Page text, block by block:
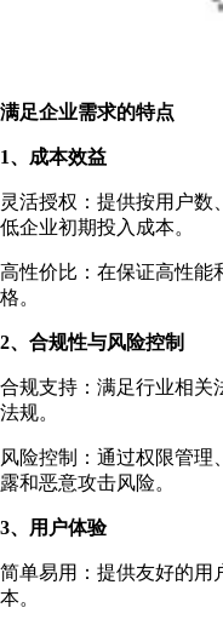
满足企业需求的特点
1、成本效益
灵活授权：提供按用户数
低企业初期投入成本。
高性价比：在保证高性能
格。
2、合规性与风险控制
合规支持：满足行业相关
法规。
风险控制：通过权限管理
露和恶意攻击风险。
3、用户体验
简单易用：提供友好的用
本。